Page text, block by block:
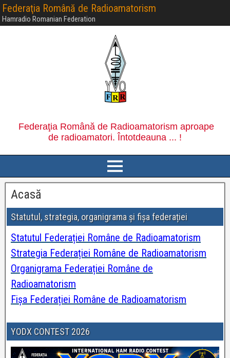
Federaţia Română de Radioamatorism
Hamradio Romanian Federation
Acasă
Statutul, strategia, organigrama și fișa federației
Statutul Federației Române de Radioamatorism
Strategia Federației Române de Radioamatorism
Organigrama Federației Române de
Radioamatorism
Fișa Federației Române de Radioamatorism
YODX CONTEST 2026